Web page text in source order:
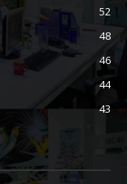
52
48
46
44
43